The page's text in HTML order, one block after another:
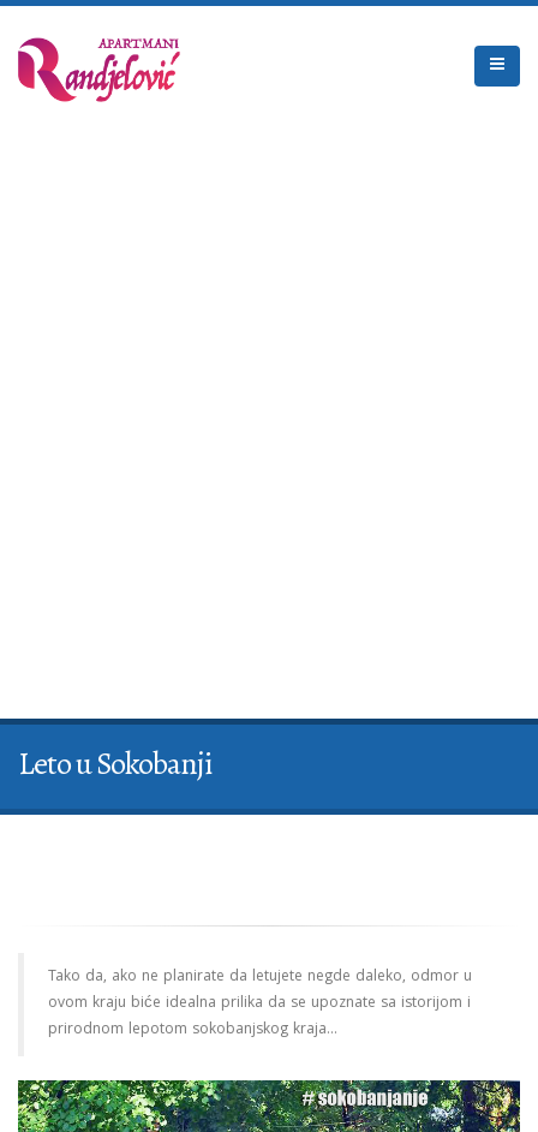
Leto u Sokobanji
Tako da, ako ne planirate da letujete negde daleko, odmor u
ovom kraju biće idealna prilika da se upoznate sa istorijom i
prirodnom lepotom sokobanjskog kraja...